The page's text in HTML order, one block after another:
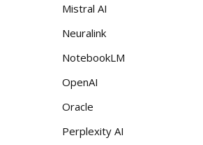
Mistral AI
Neuralink
NotebookLM
OpenAI
Oracle
Perplexity AI